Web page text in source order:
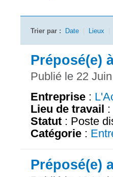
Trier par : Date Lieux
Préposé(e)
Publié le 22
Entreprise :
Lieu de travail :
Statut : Poste
Catégorie :
Préposé(e)